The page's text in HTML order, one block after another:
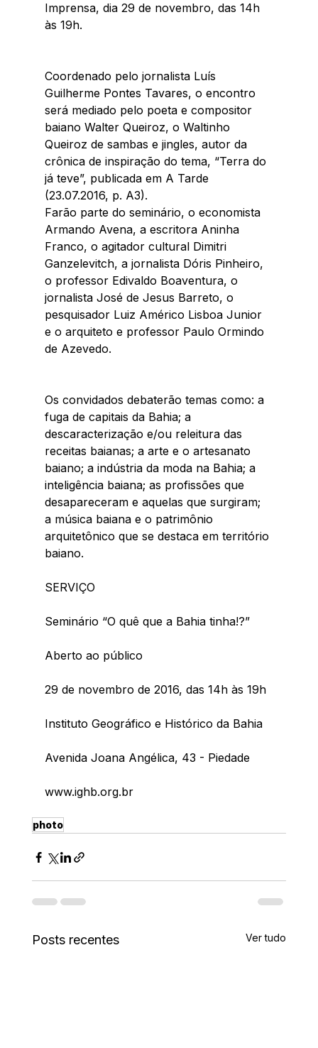
Imprensa, dia 29 de novembro, das 14h
às 19h.
Coordenado pelo jornalista Luís
Guilherme Pontes Tavares, o encontro
será mediado pelo poeta e compositor
baiano Walter Queiroz, o Waltinho
Queiroz de sambas e jingles, autor da
crônica de inspiração do tema, “Terra do
já teve”, publicada em A Tarde
(23.07.2016, p. A3).
Farão parte do seminário, o economista
Armando Avena, a escritora Aninha
Franco, o agitador cultural Dimitri
Ganzelevitch, a jornalista Dóris Pinheiro,
o professor Edivaldo Boaventura, o
jornalista José de Jesus Barreto, o
pesquisador Luiz Américo Lisboa Junior
e o arquiteto e professor Paulo Ormindo
de Azevedo.
Os convidados debaterão temas como: a
fuga de capitais da Bahia; a
descaracterização e/ou releitura das
receitas baianas; a arte e o artesanato
baiano; a indústria da moda na Bahia; a
inteligência baiana; as profissões que
desapareceram e aquelas que surgiram;
a música baiana e o patrimônio
arquitetônico que se destaca em território
baiano.
SERVIÇO
Seminário “O quê que a Bahia tinha!?”
Aberto ao público
29 de novembro de 2016, das 14h às 19h
Instituto Geográfico e Histórico da Bahia
Avenida Joana Angélica, 43 - Piedade
www.ighb.org.br
photo
Posts recentes Ver tudo